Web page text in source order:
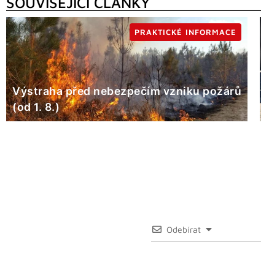
Výstraha před nebezpečím vzniku požárů
(od 1. 8.)
PRAKTICKÉ INFORMACE
Odebírat